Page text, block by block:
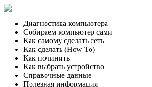
Диагностика компьютера
Собираем компьютер сами
Как самому сделать сеть
Как сделать (How To)
Как починить
Как выбрать устройство
Справочные данные
Полезная информация